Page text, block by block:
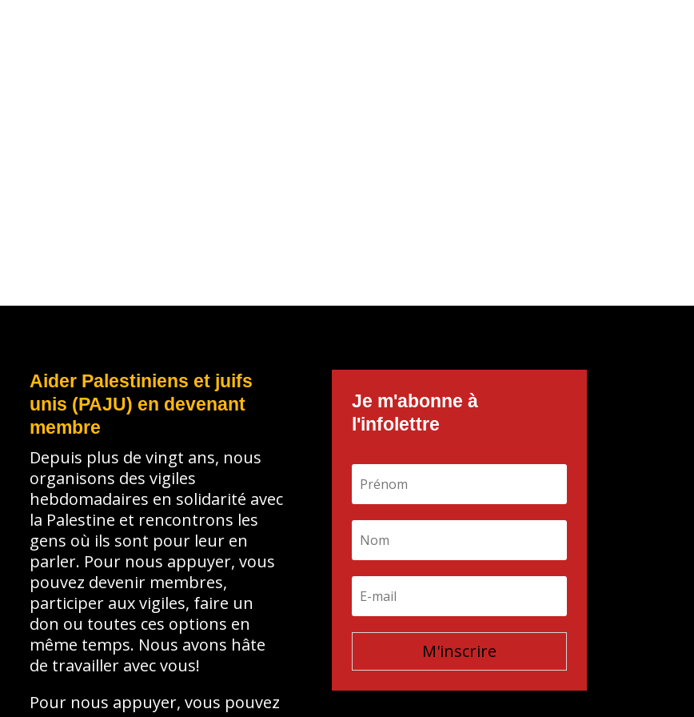
Aider Palestiniens et juifs
unis (PAJU) en devenant
membre
Depuis plus de vingt ans, nous
organisons des vigiles
hebdomadaires en solidarité avec
la Palestine et rencontrons les
gens où ils sont pour leur en
parler. Pour nous appuyer, vous
pouvez devenir membres,
participer aux vigiles, faire un
don ou toutes ces options en
même temps. Nous avons hâte
de travailler avec vous!
Pour nous appuyer, vous pouvez
Je m'abonne à
l'infolettre
M'inscrire